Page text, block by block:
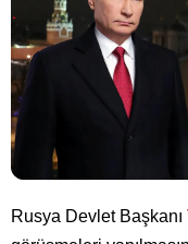
Rusya Devlet Başkanı